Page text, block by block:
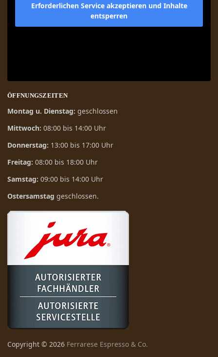
Erforderlichen Service akzeptieren und Inhalte
entsperren
ÖFFNUNGSZEITEN
Montag u. Dienstag: geschlossen
Mittwoch: 08:00 bis 14:00 Uhr
Donnerstag: 13:00 bis 17:00 Uhr
Freitag: 08:00 bis 18:00 Uhr
Samstag: 09:00 bis 14:00 Uhr
Ostersamstag geschlossen.
Copyright © 2026 Ferrarese Espresso & Co.